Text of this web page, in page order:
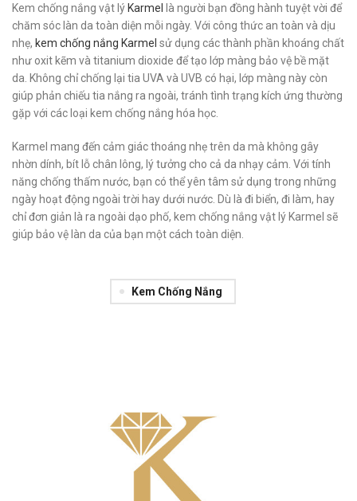
Kem chống nắng vật lýKarmel là người bạn đồng hành tuyệt vời để
chăm sóc làn da toàn diện mỗi ngày. Với công thức an toàn và dịu
nhẹ, kem chống nắng Karmel sử dụng các thành phần khoáng chất
như oxit kẽm và titanium dioxide để tạo lớp màng bảo vệ bề mặt
da. Không chỉ chống lại tia UVA và UVB có hại, lớp màng này còn
giúp phản chiếu tia nắng ra ngoài, tránh tình trạng kích ứng thường
gặp với các loại kem chống nắng hóa học.
Karmel mang đến cảm giác thoáng nhẹ trên da mà không gây
nhờn dính, bít lỗ chân lông, lý tưởng cho cả da nhạy cảm. Với tính
năng chống thấm nước, bạn có thể yên tâm sử dụng trong những
ngày hoạt động ngoài trời hay dưới nước. Dù là đi biển, đi làm, hay
chỉ đơn giản là ra ngoài dạo phố, kem chống nắng vật lý Karmel sẽ
giúp bảo vệ làn da của bạn một cách toàn diện.
Kem Chống Nắng